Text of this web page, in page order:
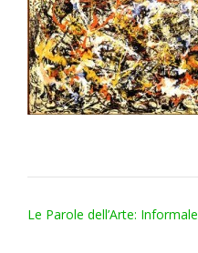
Post
Le Parole dell’Arte: Informale